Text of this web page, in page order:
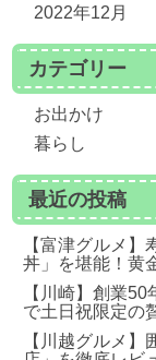
2022年12月
カテゴリー
お出かけ
暮らし
最近の投稿
【富津グルメ
丼」を堪能！黄
【川崎】創業
で土日祝限定の
【川越グルメ